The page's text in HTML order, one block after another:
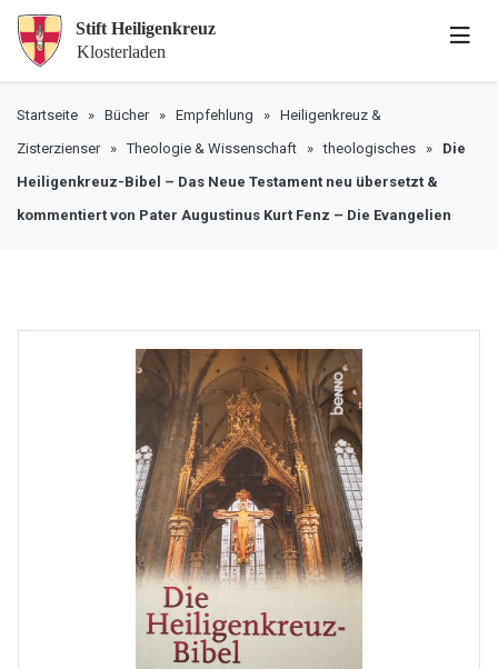
Startseite » Bücher» Empfehlung » Heiligenkreuz &
Zisterzienser»Theologie & Wissenschaft »theologisches » Die
Heiligenkreuz-Bibel – Das Neue Testament neu übersetzt &
kommentiert von Pater Augustinus Kurt Fenz – Die Evangelien